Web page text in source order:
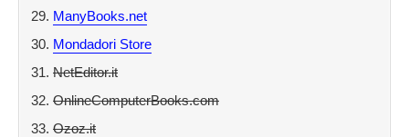
ManyBooks.net
Mondadori Store
NetEditor.it
OnlineComputerBooks.com
Ozoz.it